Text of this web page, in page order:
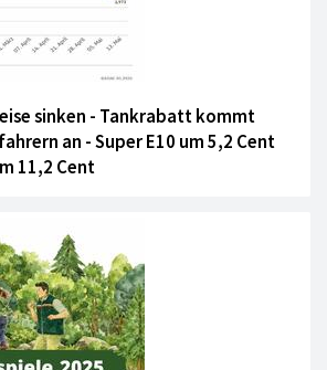
sinken - Tankrabatt kommt
an - Super E10 um 5,2 Cent
11,2 Cent